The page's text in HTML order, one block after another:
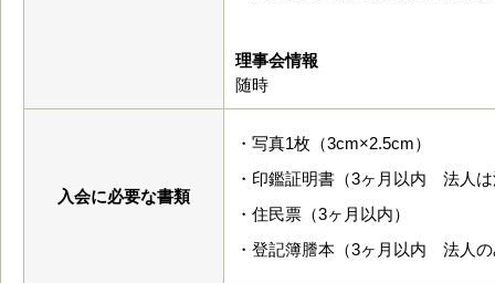
理事会情報
随時
入会に必要な書類
・写真1枚（3cm×2.5cm）
・印鑑証明書（3ヶ月以内 法人
・住民票（3ヶ月以内）
・登記簿謄本（3ヶ月以内 法人